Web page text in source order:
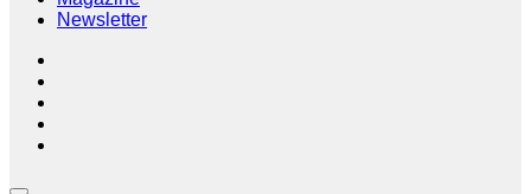
Newsletter